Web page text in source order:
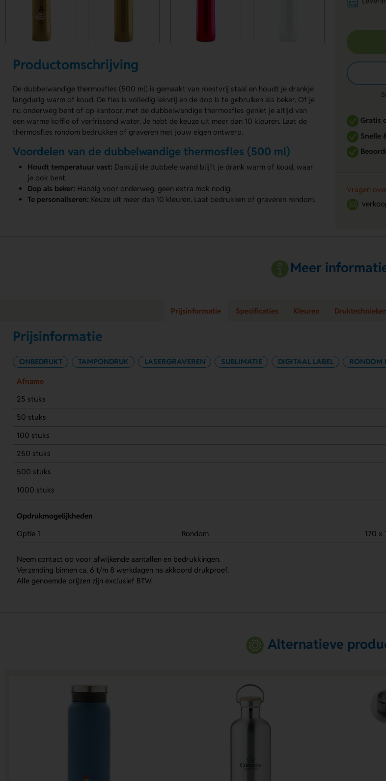
Productomschrijving
De dubbelwandige thermosfles (500 ml) is gemaakt van roestvrij staal en houdt je drankje
langdurig warm of koud. De fles is volledig lekvrij en de dop is te gebruiken als beker. Of je
nu onderweg bent of op kantoor, met de dubbelwandige thermosfles geniet je altijd van
een warme koffie of verfrissend water. Je hebt de keuze uit meer dan 10 kleuren. Laat de
thermosfles rondom bedrukken of graveren met jouw eigen ontwerp.
Voordelen van de dubbelwandige thermosfles (500 ml)
Houdt temperatuur vast: Dankzij de dubbele wand blijft je drank warm of koud, waar
je ook bent.
Dop als beker: Handig voor onderweg, geen extra mok nodig.
Te personaliseren: Keuze uit meer dan 10 kleuren. Laat bedrukken of graveren rondom.
Gratis
Snelle
Vragen
Meer
Prijsinformatie Specificaties Kleuren
Prijsinformatie
ONBEDRUKT TAMPONDRUK LASERGRAVEREN SUBLIMATIE DIGITAAL LABEL RONDOM
Afname
25 stuks
50 stuks
100 stuks
250 stuks
500 stuks
1000 stuks
Opdrukmogelijkheden
Optie 1
Rondom 170 x
Neem contact op voor afwijkende aantallen en bedrukkingen.
Verzending binnen ca. 6 t/m 8 werkdagen na akkoord drukproef.
Alle genoemde prijzen zijn exclusief BTW.
Alternatieve